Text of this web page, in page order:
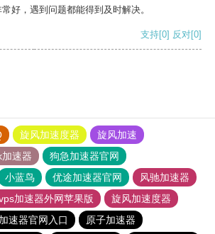
好，遇到问题都能得到及时解决。
支持[0] 反对[0]
旋风加速度器
旋风加速
速器
狗急加速器官网
小蓝鸟 优途加速器官网
风驰加速器
加速器外网苹果版
旋风加速度器
速器官网入口 原子加速器